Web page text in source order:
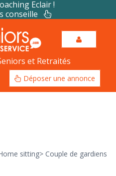
Eclair !
conseille
et Retraités
Déposer une annonce
sitting> Couple de gardiens